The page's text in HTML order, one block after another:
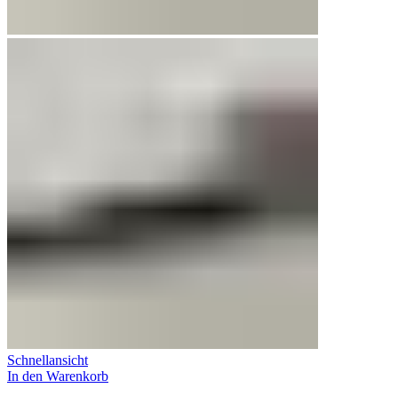
Schnellansicht
In den Warenkorb